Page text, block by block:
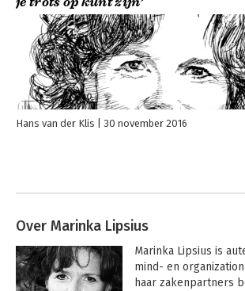
Hans van der Klis 30 november 2016
Over Marinka Lipsius
Marinka Lipsius is
mind- en
haar zakenpartners